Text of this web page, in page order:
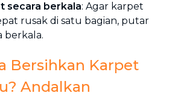
secara berkala: Agar karpet
rusak di satu bagian, putar
berkala.
Bersihkan Karpet
Andalkan